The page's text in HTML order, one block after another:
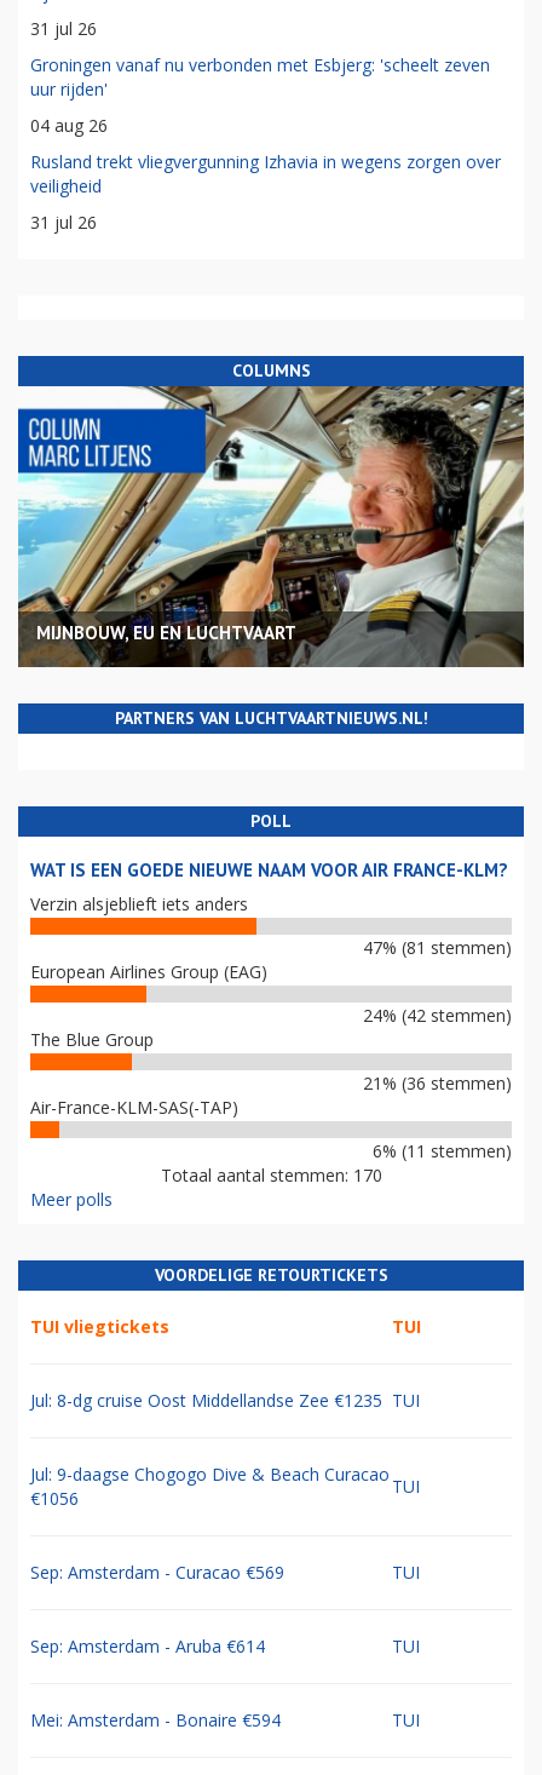
31 jul 26
Groningen vanaf nu verbonden met Esbjerg: 'scheelt zeven
uur rijden'
04 aug 26
Rusland trekt vliegvergunning Izhavia in wegens zorgen over
veiligheid
31 jul 26
COLUMNS
MIJNBOUW, EU EN LUCHTVAART
PARTNERS VAN LUCHTVAARTNIEUWS.NL!
POLL
WAT IS EEN GOEDE NIEUWE NAAM VOOR AIR FRANCE-KLM?
Verzin alsjeblieft iets anders
47% (81 stemmen)
European Airlines Group (EAG)
24% (42 stemmen)
The Blue Group
21% (36 stemmen)
Air-France-KLM-SAS(-TAP)
6% (11 stemmen)
Totaal aantal stemmen: 170
Meer polls
VOORDELIGE RETOURTICKETS
TUI vliegtickets TUI
Jul: 8-dg cruise Oost Middellandse Zee €1235 TUI
Jul: 9-daagse Chogogo Dive & Beach Curacao
€1056
TUI
Sep: Amsterdam - Curacao €569 TUI
Sep: Amsterdam - Aruba €614 TUI
Mei: Amsterdam - Bonaire €594 TUI